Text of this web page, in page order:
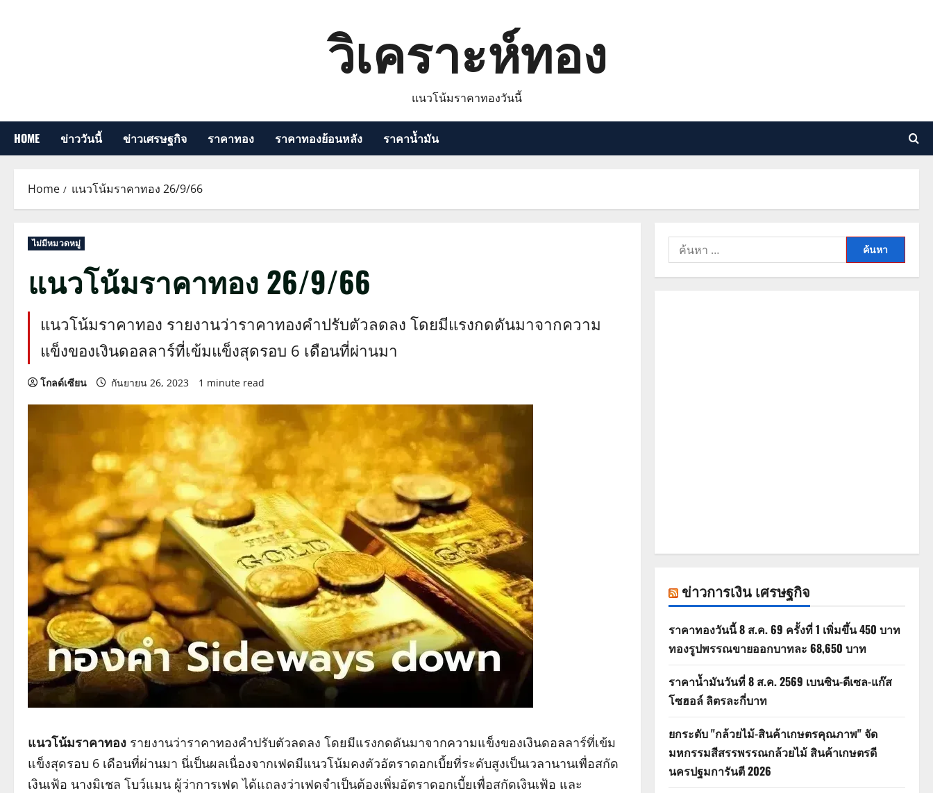
วิเคราะห์ทอง
แนวโน้มราคาทองวันนี้
HOME ข่าววันนี้ ข่าวเศรษฐกิจ ราคาทอง ราคาทองย้อนหลัง ราคาน้ำมัน
Home แนวโน้มราคาทอง 26/9/66
ไม่มีหมวดหมู่
แนวโน้มราคาทอง 26/9/66
แนวโน้มราคาทอง รายงานว่าราคาทองคำปรับตัวลดลง โดยมีแรงกดดันมาจากความ
แข็งของเงินดอลลาร์ที่เข้มแข็งสุดรอบ 6 เดือนที่ผ่านมา
โกลด์เซียน กันยายน 26, 2023 1 minute read
แนวโน้มราคาทอง รายงานว่าราคาทองคำปรับตัวลดลง โดยมีแรงกดดันมาจากความแข็งของเงินดอลลาร์ที่เข้ม
แข็งสุดรอบ 6 เดือนที่ผ่านมา นี่เป็นผลเนื่องจากเฟดมีแนวโน้มคงตัวอัตราดอกเบี้ยที่ระดับสูงเป็นเวลานานเพื่อสกัด
เงินเฟ้อ นางมิเชล โบว์แมน ผู้ว่าการเฟด ได้แถลงว่าเฟดจำเป็นต้องเพิ่มอัตราดอกเบี้ยเพื่อสกัดเงินเฟ้อ และ
ค้นหา
สำหรับ:
ข่าวการเงิน เศรษฐกิจ
ราคาทองวันนี้ 8 ส.ค. 69 ครั้งที่ 1 เพิ่มขึ้น 450 บาท
ทองรูปพรรณขายออกบาทละ 68,650 บาท
ราคาน้ำมันวันที่ 8 ส.ค. 2569 เบนซิน-ดีเซล-แก๊ส
โซฮอล์ ลิตรละกี่บาท
ยกระดับ "กล้วยไม้-สินค้าเกษตรคุณภาพ" จัด
มหกรรมสีสรรพรรณกล้วยไม้ สินค้าเกษตรดี
นครปฐมการันตี 2026